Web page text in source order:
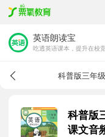
英语朗读宝
吃透英语课本，提升在校
科普版三年
科普版
课文音